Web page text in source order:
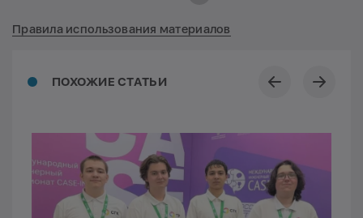
ПОХОЖИЕ СТАТЬИ
Правила использования материалов